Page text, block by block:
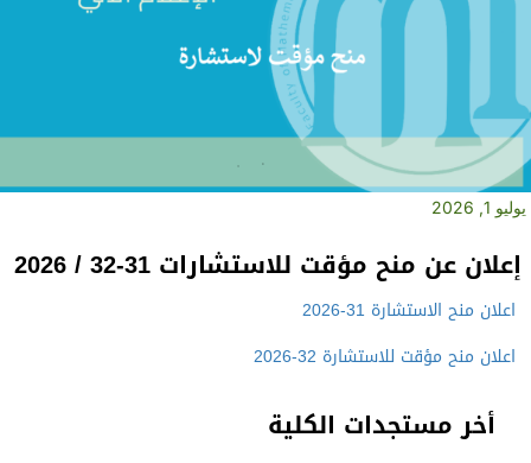
أخر مستجدات الكلية
يوليو 1, 2026
إعلان عن منح مؤقت للاستشارات 31-32 / 2026
اعلان منح الاستشارة 31-2026
اعلان منح مؤقت للاستشارة 32-2026